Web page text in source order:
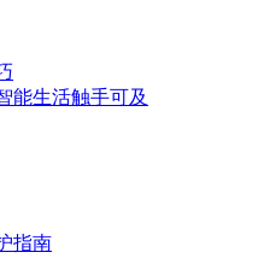
能生活触手可及